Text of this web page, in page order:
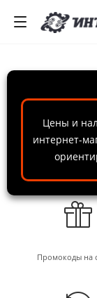
Цены и
интернет-
Промокоды на